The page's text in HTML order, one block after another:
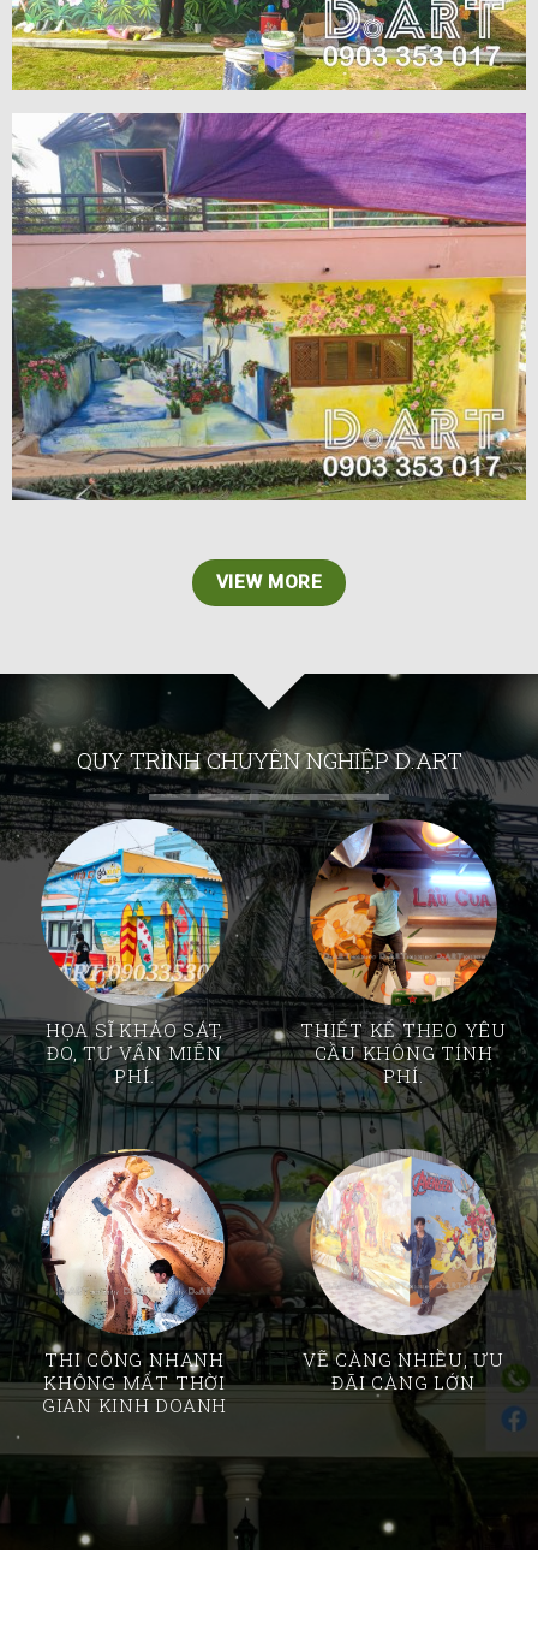
VIEW MORE
VIEW MORE
QUY TRÌNH CHUYÊN NGHIỆP D.ART
HỌA SĨ KHẢO SÁT,
ĐO, TƯ VẤN MIỄN
PHÍ.
THIẾT KẾ THEO YÊU
CẦU KHÔNG TÍNH
PHÍ.
THI CÔNG NHANH
KHÔNG MẤT THỜI
GIAN KINH DOANH
VẼ CÀNG NHIỀU, ƯU
ĐÃI CÀNG LỚN